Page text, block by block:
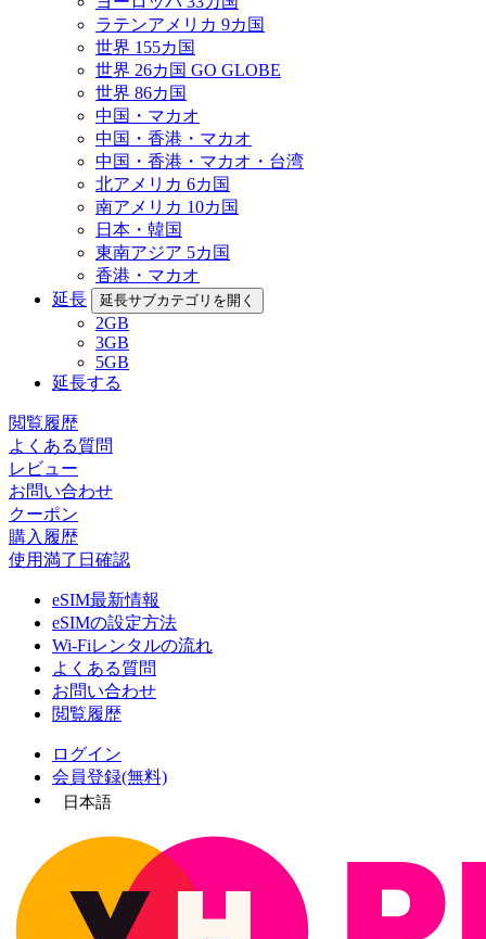
ラテンアメリカ 9カ国
世界 155カ国
世界 26カ国 GO GLOBE
世界 86カ国
中国・マカオ
中国・香港・マカオ
中国・香港・マカオ・台湾
北アメリカ 6カ国
南アメリカ 10カ国
日本・韓国
東南アジア 5カ国
香港・マカオ
延長
延長サブカテゴリを開く
2GB
3GB
5GB
延長する
閲覧履歴
よくある質問
レビュー
お問い合わせ
クーポン
購入履歴
使用満了日確認
eSIM最新情報
eSIMの設定方法
Wi-Fiレンタルの流れ
よくある質問
お問い合わせ
閲覧履歴
ログイン
会員登録(無料)
日本語